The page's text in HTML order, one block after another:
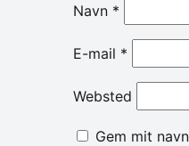
Navn *
E-mail *
Websted
Gem mit